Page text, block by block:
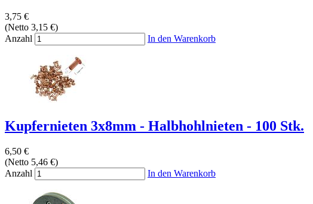
3,75 €
(Netto 3,15 €)
Anzahl
In den Warenkorb
Kupfernieten 3x8mm - Halbhohlnieten - 100 Stk.
6,50 €
(Netto 5,46 €)
Anzahl
In den Warenkorb